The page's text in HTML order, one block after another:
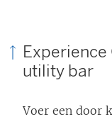
utility bar
Voer een door